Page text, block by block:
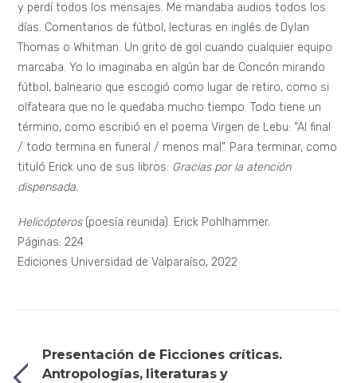
y perdí todos los mensajes. Me mandaba audios todos los
días. Comentarios de fútbol, lecturas en inglés de Dylan
Thomas o Whitman. Un grito de gol cuando cualquier equipo
marcaba. Yo lo imaginaba en algún bar de Concón mirando
fútbol, balneario que escogió como lugar de retiro, como si
olfateara que no le quedaba mucho tiempo. Todo tiene un
término, como escribió en el poema Virgen de Lebu: “Al final
/ todo termina en funeral / menos mal”. Para terminar, como
tituló Erick uno de sus libros: Gracias por la atención
dispensada.
Helicópteros(poesía reunida). Erick Pohlhammer.
Páginas: 224
Ediciones Universidad de Valparaíso, 2022
Presentación de Ficciones críticas.
Antropologías, literaturas y